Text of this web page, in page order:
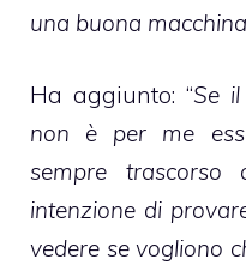
una buona
Ha aggiunto: “Se
non è per me
sempre
intenzione di
vedere se vogliono